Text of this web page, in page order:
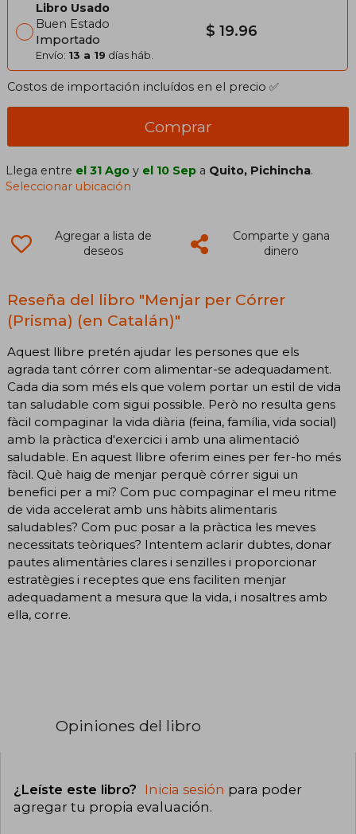
Libro Usado
Buen Estado
Importado
Envío: 13 a 19 días háb.
$ 19.96
Costos de importación incluídos en el precio ✅
Comprar
Llega entre el 31 Ago y el 10 Sep a Quito, Pichincha.
Seleccionar ubicación
Agregar a lista de
deseos
Comparte y gana
dinero
Reseña del libro "Menjar per Córrer
(Prisma) (en Catalán)"
Aquest llibre pretén ajudar les persones que els
agrada tant córrer com alimentar-se adequadament.
Cada dia som més els que volem portar un estil de vida
tan saludable com sigui possible. Però no resulta gens
fàcil compaginar la vida diària (feina, família, vida social)
amb la pràctica d'exercici i amb una alimentació
saludable. En aquest llibre oferim eines per fer-ho més
fàcil. Què haig de menjar perquè córrer sigui un
benefici per a mi? Com puc compaginar el meu ritme
de vida accelerat amb uns hàbits alimentaris
saludables? Com puc posar a la pràctica les meves
necessitats teòriques? Intentem aclarir dubtes, donar
pautes alimentàries clares i senzilles i proporcionar
estratègies i receptes que ens faciliten menjar
adequadament a mesura que la vida, i nosaltres amb
ella, corre.
Opiniones del libro
¿Leíste este libro? Inicia sesión para poder
agregar tu propia evaluación.